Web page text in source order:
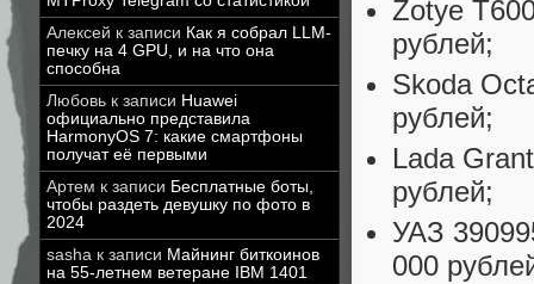
Алексей к записи Как я собрал LLM-
печку на 4 GPU, и на что она
способна
Любовь к записи Huawei
официально представила
HarmonyOS 7: какие смартфоны
получат её первыми
Артем к записи Бесплатные боты,
чтобы раздеть девушку по фото в
2024
sasha к записи Майнинг биткоинов
на 55-летнем ветеране IBM 1401
Zotye
рублей;
Skoda
рублей;
Lada
рублей;
УАЗ
000